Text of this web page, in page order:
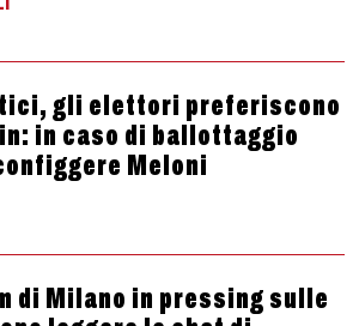
gli elettori preferiscono
in caso di ballottaggio
Meloni
di Milano in pressing sulle